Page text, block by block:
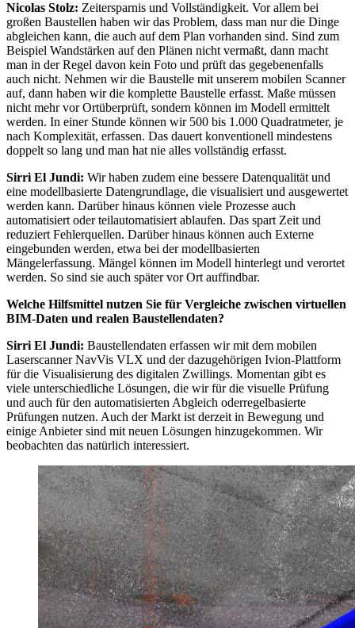
Nicolas Stolz: Zeitersparnis und Vollständigkeit. Vor allem bei
großen Baustellen haben wir das Problem, dass man nur die Dinge
abgleichen kann, die auch auf dem Plan vorhanden sind. Sind zum
Beispiel Wandstärken auf den Plänen nicht vermaßt, dann macht
man in der Regel davon kein Foto und prüft das gegebenenfalls
auch nicht. Nehmen wir die Baustelle mit unserem mobilen Scanner
auf, dann haben wir die komplette Baustelle erfasst. Maße müssen
nicht mehr vor Ortüberprüft, sondern können im Modell ermittelt
werden. In einer Stunde können wir 500 bis 1.000 Quadratmeter, je
nach Komplexität, erfassen. Das dauert konventionell mindestens
doppelt so lang und man hat nie alles vollständig erfasst.
Sirri El Jundi: Wir haben zudem eine bessere Datenqualität und
eine modellbasierte Datengrundlage, die visualisiert und ausgewertet
werden kann. Darüber hinaus können viele Prozesse auch
automatisiert oder teilautomatisiert ablaufen. Das spart Zeit und
reduziert Fehlerquellen. Darüber hinaus können auch Externe
eingebunden werden, etwa bei der modellbasierten
Mängelerfassung. Mängel können im Modell hinterlegt und verortet
werden. So sind sie auch später vor Ort auffindbar.
Welche Hilfsmittel nutzen Sie für Vergleiche zwischen virtuellen
BIM-Daten und realen Baustellendaten?
Sirri El Jundi: Baustellendaten erfassen wir mit dem mobilen
Laserscanner NavVis VLX und der dazugehörigen Ivion-Plattform
für die Visualisierung des digitalen Zwillings. Momentan gibt es
viele unterschiedliche Lösungen, die wir für die visuelle Prüfung
und auch für den automatisierten Abgleich oderregelbasierte
Prüfungen nutzen. Auch der Markt ist derzeit in Bewegung und
einige Anbieter sind mit neuen Lösungen hinzugekommen. Wir
beobachten das natürlich interessiert.